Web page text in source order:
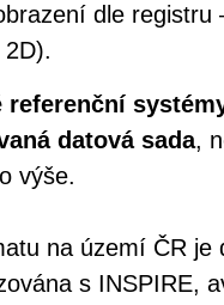
dle registru
referenční
datová sada,
výše.
na území ČR
s INSPIRE,